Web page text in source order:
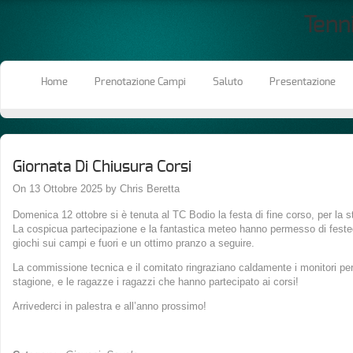
Home Prenotazione Campi Saluto Presentazione
Giornata Di Chiusura Corsi
On 13 Ottobre 2025 by Chris Beretta
Domenica 12 ottobre si è tenuta al TC Bodio la festa di fine corso, per la
La cospicua partecipazione e la fantastica meteo hanno permesso di
giochi sui campi e fuori e un ottimo pranzo a seguire.
La commissione tecnica e il comitato ringraziano caldamente i monitori
stagione, e le ragazze i ragazzi che hanno partecipato ai corsi!
Arrivederci in palestra e all’anno prossimo!